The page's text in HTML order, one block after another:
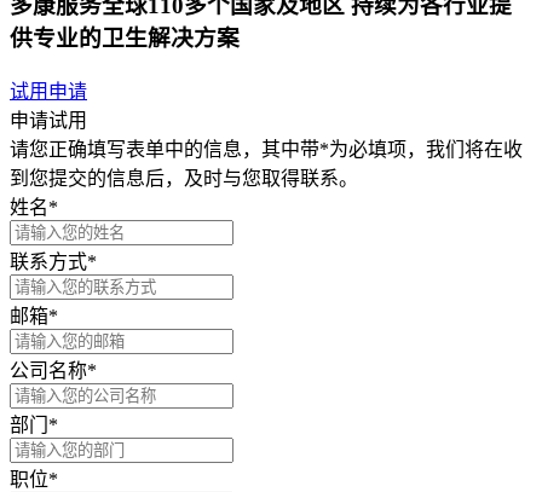
多康服务全球110多个国家及地区 持续为各行业提
供专业的卫生解决方案
试用申请
申请试用
请您正确填写表单中的信息，其中带*为必填项，我们将在收
到您提交的信息后，及时与您取得联系。
姓名*
联系方式*
邮箱*
公司名称*
部门*
职位*